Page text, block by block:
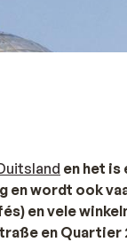
en het is
en wordt ook
en vele
en Quartier